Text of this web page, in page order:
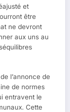
et
être
ne devront
aux uns au
l’annonce de
de normes
entravent le
Cette